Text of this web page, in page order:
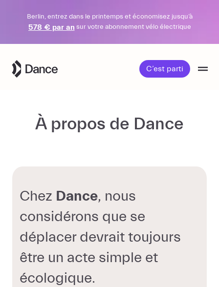
contenu
Berlin, entrez dans le printemps et économisez jusqu’à
578 € par an sur votre abonnement vélo électrique
C’est parti
À propos de Dance
Chez Dance, nous
considérons que se
déplacer devrait toujours
être un acte simple et
écologique.